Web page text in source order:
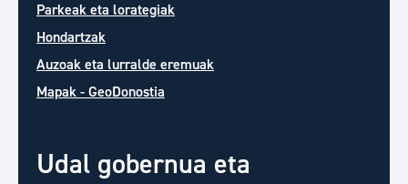
Parkeak eta lorategiak
Hondartzak
Auzoak eta lurralde eremuak
Mapak - GeoDonostia
Udal gobernua eta